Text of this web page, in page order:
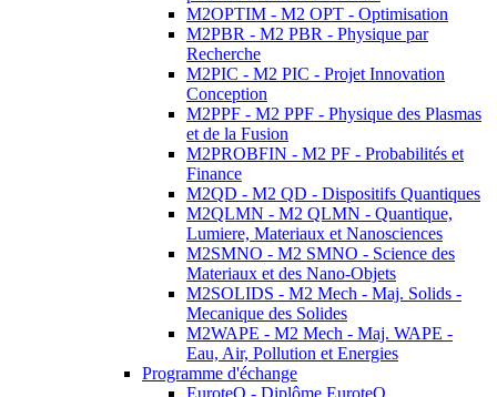
M2OPTIM - M2 OPT - Optimisation
M2PBR - M2 PBR - Physique par
Recherche
M2PIC - M2 PIC - Projet Innovation
Conception
M2PPF - M2 PPF - Physique des Plasmas
et de la Fusion
M2PROBFIN - M2 PF - Probabilités et
Finance
M2QD - M2 QD - Dispositifs Quantiques
M2QLMN - M2 QLMN - Quantique,
Lumiere, Materiaux et Nanosciences
M2SMNO - M2 SMNO - Science des
Materiaux et des Nano-Objets
M2SOLIDS - M2 Mech - Maj. Solids -
Mecanique des Solides
M2WAPE - M2 Mech - Maj. WAPE -
Eau, Air, Pollution et Energies
Programme d'échange
EuroteQ - Diplôme EuroteQ